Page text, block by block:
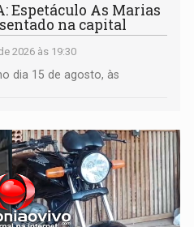
Espetáculo As Marias
na capital
2026 às 19:30
dia 15 de agosto, às